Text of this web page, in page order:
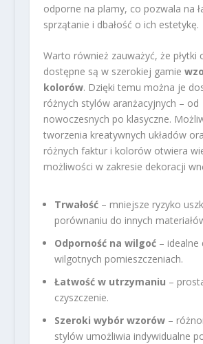
odporne na plamy, co pozwala na
sprzątanie i dbałość o ich estetykę.
Warto również zauważyć, że płytki
dostępne są w szerokiej gamie
kolorów. Dzięki temu można je
różnych stylów aranżacyjnych – od
nowoczesnych po klasyczne.
tworzenia kreatywnych układów
różnych faktur i kolorów otwiera
możliwości w zakresie dekoracji
Trwałość– mniejsze ryzyko
porównaniu do innych
Odporność na wilgoć– idealne
wilgotnych pomieszczeniach.
Łatwość w utrzymaniu –
czyszczenie.
Szeroki wybór wzorów–
stylów umożliwia indywidualne